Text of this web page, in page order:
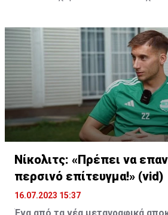
Νίκολιτς: «Πρέπει να
περσινό επίτευγμα!» (vid)
16.07.2023 15:37
Ένα από τα νέα μεταγραφικά